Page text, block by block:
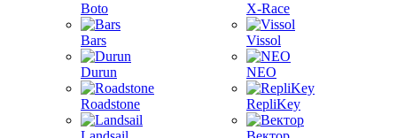
Boto
Bars
Durun
Roadstone
X-Race
Vissol
NEO
RepliKey